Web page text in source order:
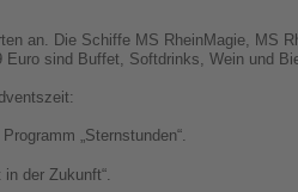
an. Die Schiffe MS RheinMagie, MS
sind Buffet, Softdrinks, Wein und
„Sternstunden“.
der Zukunft“.